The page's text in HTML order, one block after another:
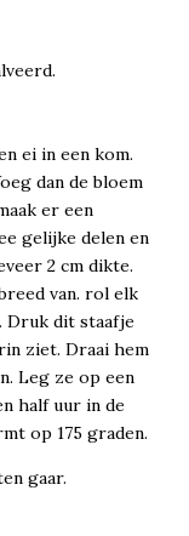
ei in een kom.
dan de bloem
er een
gelijke delen en
2 cm dikte.
van. rol elk
Druk dit staafje
ziet. Draai hem
Leg ze op een
half uur in de
op 175 graden.
gaar.